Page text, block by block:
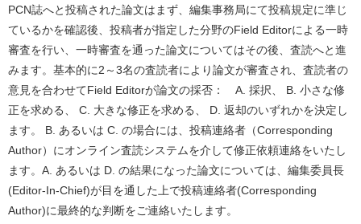
PCN誌へと投稿された論文はまず、編集事務局にて投稿規定に準じ
ているかを確認後、投稿者が指定した分野のField Editorによる一時
審査を行い、一時審査を通った論文についてはその後、査読へと進
みます。基本的に2～3名の査読者により論文が審査され、査読者の
意見を合わせてField Editorが論文の採否： A. 採択、 B. 小さな修
正を求める、 C. 大きな修正を求める、 D. 返却のいずれかを決定し
ます。 B. あるいは C. の場合には、投稿連絡者（Corresponding
Author）にオンライン査読システムを介して修正依頼連絡をいたし
ます。A. あるいは D. の結果になった論文については、編集委員長
(Editor-In-Chief)が目を通した上で投稿連絡者(Corresponding
Author)に最終的な判断をご連絡いたします。